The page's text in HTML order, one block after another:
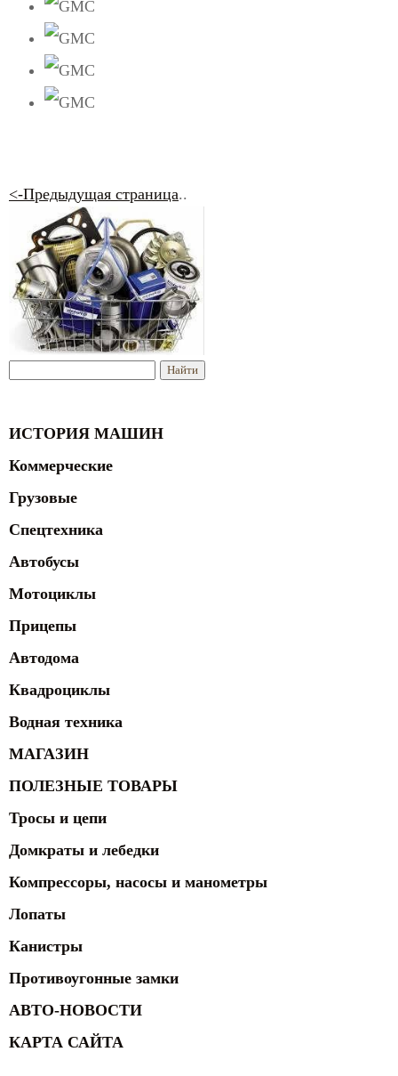
<-Предыдущая страница..
ИСТОРИЯ МАШИН
Коммерческие
Грузовые
Спецтехника
Автобусы
Мотоциклы
Прицепы
Автодома
Квадроциклы
Водная техника
МАГАЗИН
ПОЛЕЗНЫЕ ТОВАРЫ
Тросы и цепи
Домкраты и лебедки
Компрессоры, насосы и манометры
Лопаты
Канистры
Противоугонные замки
АВТО-НОВОСТИ
КАРТА САЙТА